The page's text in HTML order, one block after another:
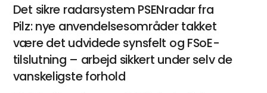
Det sikre radarsystem PSENradar fra
Pilz: nye anvendelsesområder takket
være det udvidede synsfelt og FSoE-
tilslutning – arbejd sikkert under selv de
vanskeligste forhold